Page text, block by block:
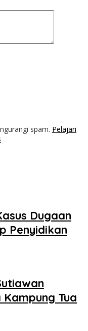
spam. Pelajari
Dugaan
Penyidikan
Tua